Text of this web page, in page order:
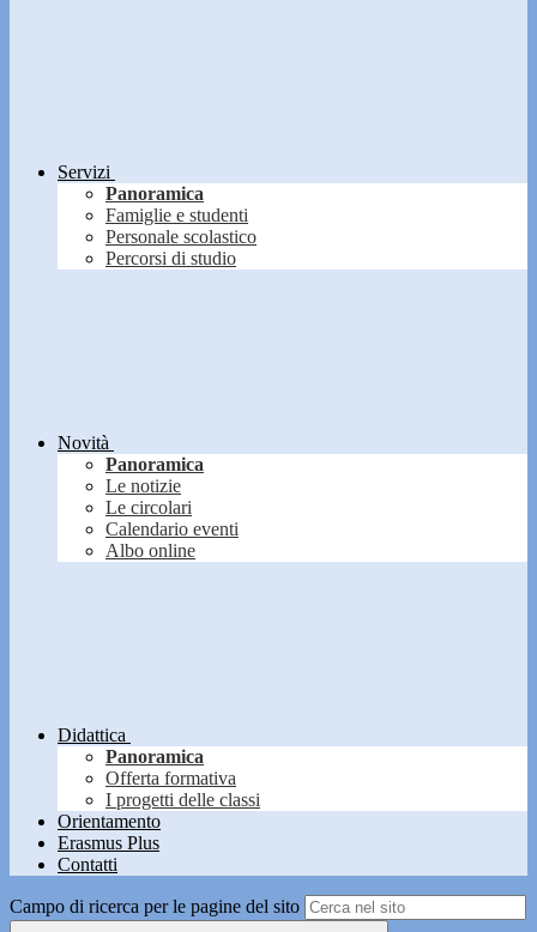
Servizi
Panoramica
Famiglie e studenti
Personale scolastico
Percorsi di studio
Novità
Panoramica
Le notizie
Le circolari
Calendario eventi
Albo online
Didattica
Panoramica
Offerta formativa
I progetti delle classi
Orientamento
Erasmus Plus
Contatti
Campo di ricerca per le pagine del sito